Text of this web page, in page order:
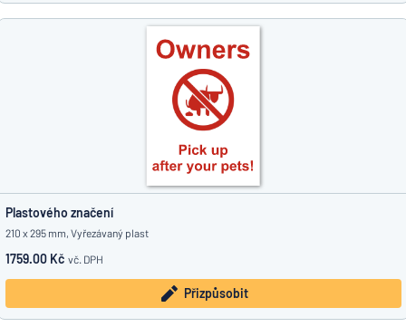
Plastového značení
210 x 295 mm, Vyřezávaný plast
1759.00 Kč vč. DPH
Přizpůsobit